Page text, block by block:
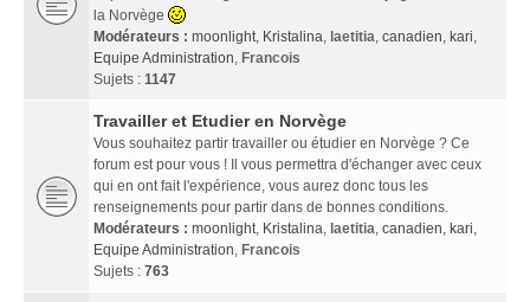
la Norvège
Modérateurs : moonlight, Kristalina, laetitia, canadien, kari,
Equipe Administration, Francois
Sujets : 1147
Travailler et Etudier en Norvège
Vous souhaitez partir travailler ou étudier en Norvège ? Ce
forum est pour vous ! Il vous permettra d'échanger avec ceux
qui en ont fait l'expérience, vous aurez donc tous les
renseignements pour partir dans de bonnes conditions.
Modérateurs : moonlight, Kristalina, laetitia, canadien, kari,
Equipe Administration, Francois
Sujets : 763